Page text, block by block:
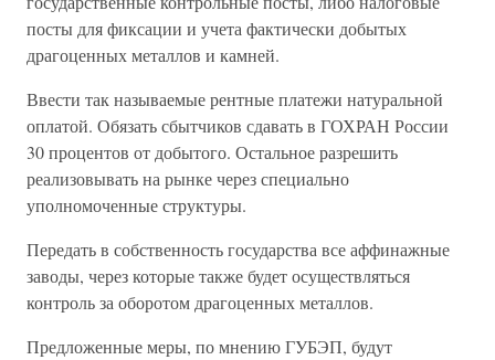
посты для фиксации и учета фактически добытых
драгоценных металлов и камней.
Ввести так называемые рентные платежи натуральной
оплатой. Обязать сбытчиков сдавать в ГОХРАН России
30 процентов от добытого. Остальное разрешить
реализовывать на рынке через специально
уполномоченные структуры.
Передать в собственность государства все аффинажные
заводы, через которые также будет осуществляться
контроль за оборотом драгоценных металлов.
Предложенные меры, по мнению ГУБЭП, будут